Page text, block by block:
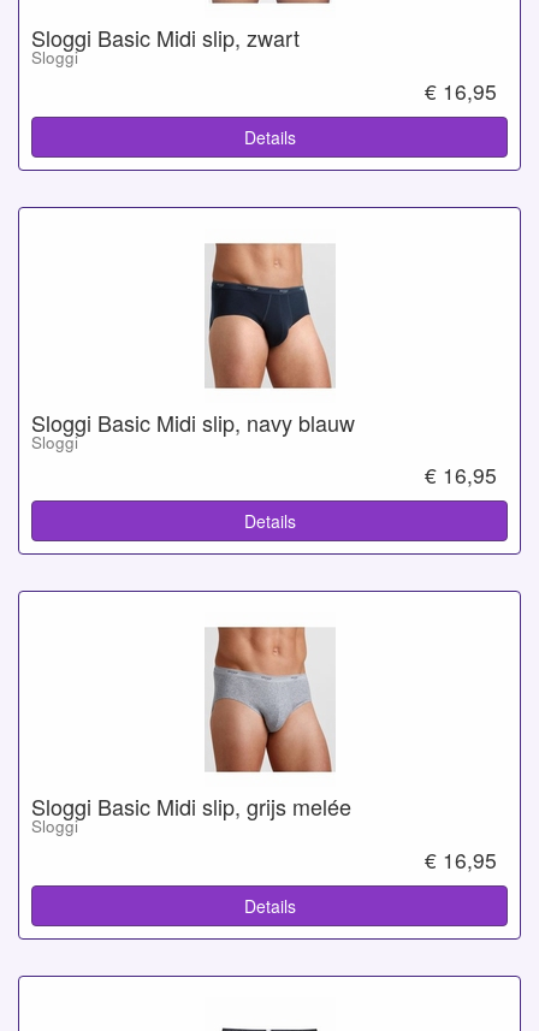
Sloggi Basic Midi slip, zwart
Sloggi
€ 16,95
Details
Sloggi Basic Midi slip, navy blauw
Sloggi
€ 16,95
Details
Sloggi Basic Midi slip, grijs melée
Sloggi
€ 16,95
Details